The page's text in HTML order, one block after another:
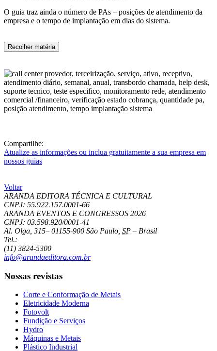
O guia traz ainda o número de PAs – posições de atendimento da
empresa e o tempo de implantação em dias do sistema.
Recolher matéria
Compartilhe:
Atualize as informações ou inclua gratuitamente a sua empresa em
nossos guias
Voltar
ARANDA EDITORA TÉCNICA E CULTURAL
CNPJ: 55.922.157.0001-66
ARANDA EVENTOS E CONGRESSOS 2026
CNPJ: 03.598.920/0001-41
Al. Olga, 315– 01155-900 São Paulo SP – Brasil
Tel.:
(11) 3824-5300
info@arandaeditora.com.br
Nossas revistas
Corte e Conformação de Metais
Eletricidade Moderna
Fotovolt
Fundição e Serviços
Hydro
Máquinas e Metais
Plástico Industrial